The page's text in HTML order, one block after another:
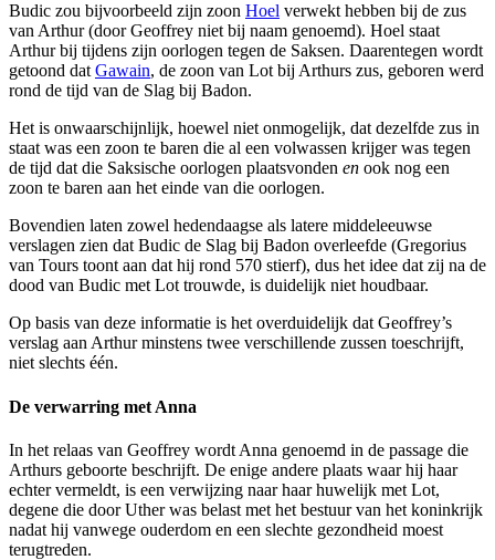
Budic zou bijvoorbeeld zijn zoon Hoel verwekt hebben bij de zus
van Arthur (door Geoffrey niet bij naam genoemd). Hoel staat
Arthur bij tijdens zijn oorlogen tegen de Saksen. Daarentegen wordt
getoond dat Gawain, de zoon van Lot bij Arthurs zus, geboren werd
rond de tijd van de Slag bij Badon.
Het is onwaarschijnlijk, hoewel niet onmogelijk, dat dezelfde zus in
staat was een zoon te baren die al een volwassen krijger was tegen
de tijd dat die Saksische oorlogen plaatsvonden en ook nog een
zoon te baren aan het einde van die oorlogen.
Bovendien laten zowel hedendaagse als latere middeleeuwse
verslagen zien dat Budic de Slag bij Badon overleefde (Gregorius
van Tours toont aan dat hij rond 570 stierf), dus het idee dat zij na de
dood van Budic met Lot trouwde, is duidelijk niet houdbaar.
Op basis van deze informatie is het overduidelijk dat Geoffrey’s
verslag aan Arthur minstens twee verschillende zussen toeschrijft,
niet slechts één.
De verwarring met Anna
In het relaas van Geoffrey wordt Anna genoemd in de passage die
Arthurs geboorte beschrijft. De enige andere plaats waar hij haar
echter vermeldt, is een verwijzing naar haar huwelijk met Lot,
degene die door Uther was belast met het bestuur van het koninkrijk
nadat hij vanwege ouderdom en een slechte gezondheid moest
terugtreden.